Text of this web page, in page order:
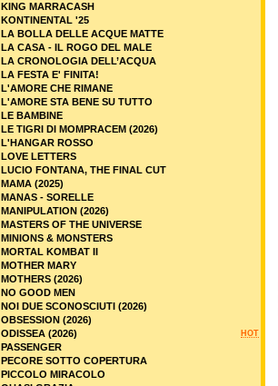
KING MARRACASH
KONTINENTAL '25
LA BOLLA DELLE ACQUE MATTE
LA CASA - IL ROGO DEL MALE
LA CRONOLOGIA DELL’ACQUA
LA FESTA E' FINITA!
L'AMORE CHE RIMANE
L'AMORE STA BENE SU TUTTO
LE BAMBINE
LE TIGRI DI MOMPRACEM (2026)
L'HANGAR ROSSO
LOVE LETTERS
LUCIO FONTANA, THE FINAL CUT
MAMA (2025)
MANAS - SORELLE
MANIPULATION (2026)
MASTERS OF THE UNIVERSE
MINIONS & MONSTERS
MORTAL KOMBAT II
MOTHER MARY
MOTHERS (2026)
NO GOOD MEN
NOI DUE SCONOSCIUTI (2026)
OBSESSION (2026)
HOT
ODISSEA (2026)
PASSENGER
PECORE SOTTO COPERTURA
PICCOLO MIRACOLO